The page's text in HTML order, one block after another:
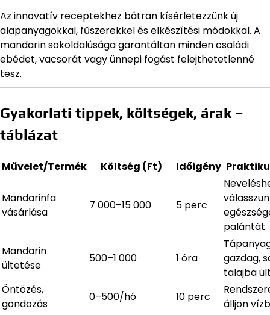
Az innovatív receptekhez bátran kísérletezzünk új
alapanyagokkal, fűszerekkel és elkészítési módokkal. A
mandarin sokoldalúsága garantáltan minden családi
ebédet, vacsorát vagy ünnepi fogást felejthetetlenné
tesz.
Gyakorlati tippek, költségek, árak –
táblázat
Művelet/Termék Költség (Ft) Időigény
Mandarinfa
vásárlása
7 000–15 000 5 perc
palántát
Mandarin
ültetése
500–1 000 1 óra
gazdag,
talajba
Öntözés,
gondozás
0–500/hó 10 perc
álljon